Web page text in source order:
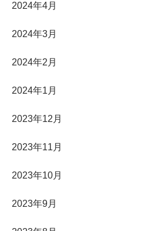
2024年4月
2024年3月
2024年2月
2024年1月
2023年12月
2023年11月
2023年10月
2023年9月